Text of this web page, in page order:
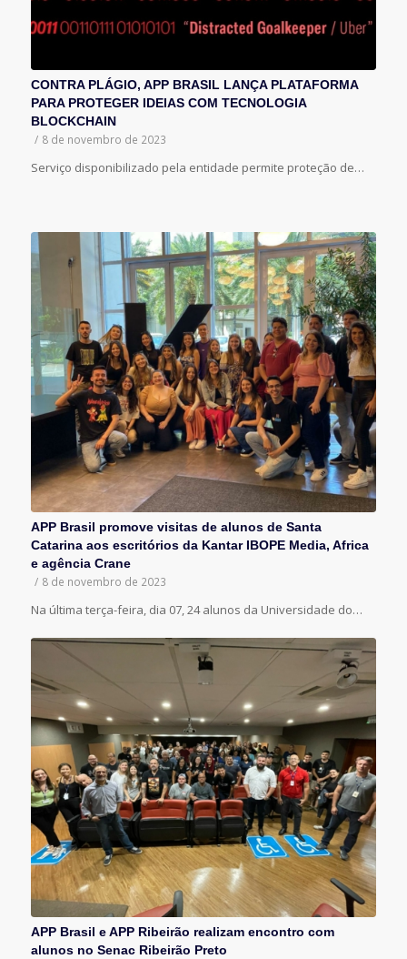
CONTRA PLÁGIO, APP BRASIL LANÇA PLATAFORMA
PARA PROTEGER IDEIAS COM TECNOLOGIA
BLOCKCHAIN
/ 8 de novembro de 2023
Serviço disponibilizado pela entidade permite proteção de…
APP Brasil promove visitas de alunos de Santa
Catarina aos escritórios da Kantar IBOPE Media, Africa
e agência Crane
/ 8 de novembro de 2023
Na última terça-feira, dia 07, 24 alunos da Universidade do…
APP Brasil e APP Ribeirão realizam encontro com
alunos no Senac Ribeirão Preto